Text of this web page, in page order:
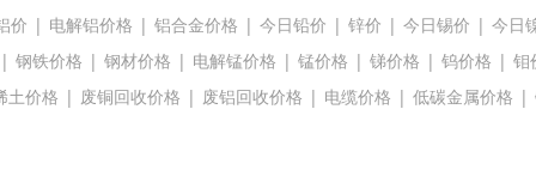
价 | 电解铝价格 | 铝合金价格 | 今日铅价 | 锌价 | 今日锡价 | 今日
| 钢铁价格 | 钢材价格 | 电解锰价格 | 锰价格 | 锑价格 | 钨价格 | 钼
土价格 | 废铜回收价格 | 废铝回收价格 | 电缆价格 | 低碳金属价格 |